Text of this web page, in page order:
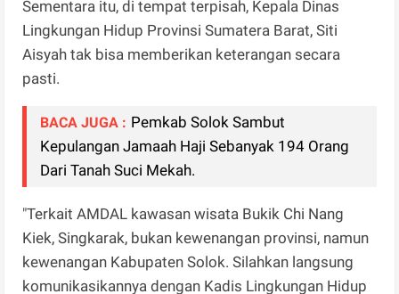
Sementara itu, di tempat terpisah, Kepala Dinas
Lingkungan Hidup Provinsi Sumatera Barat, Siti
Aisyah tak bisa memberikan keterangan secara
pasti.
BACA JUGA : Pemkab Solok Sambut
Kepulangan Jamaah Haji Sebanyak 194 Orang
Dari Tanah Suci Mekah.
"Terkait AMDAL kawasan wisata Bukik Chi Nang
Kiek, Singkarak, bukan kewenangan provinsi, namun
kewenangan Kabupaten Solok. Silahkan langsung
komunikasikannya dengan Kadis Lingkungan Hidup